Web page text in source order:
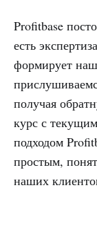
Profitbase
есть
формирует
получая
курс с
подходом
простым,
наших